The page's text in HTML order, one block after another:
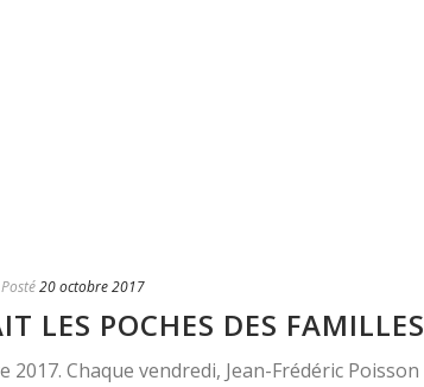
Posté20 octobre 2017
LES POCHES DES FAMILLES
2017. Chaque vendredi, Jean-Frédéric Poisson